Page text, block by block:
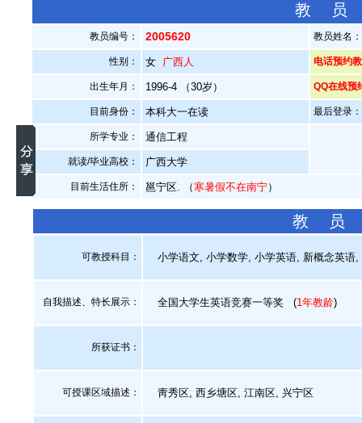
教
教员编号： 2005620 教员姓名
性别： 女 广西人 电话预约
出生年月： 1996-4 （30岁） QQ在线预
目前身份： 本科大一在读 最后登录
所学专业： 通信工程
就读/毕业高校： 广西大学
目前生活住所： 邕宁区. （寒暑假不在南宁）
教 员
可教授科目： 小学语文, 小学数学, 小学英语, 新概念英语,
自我描述、特长展示 ： 全国大学生英语竞赛一等奖 (1年教龄)
所获证书 ：
可授课区域描述： 靑秀区, 西乡塘区, 江南区, 兴宁区